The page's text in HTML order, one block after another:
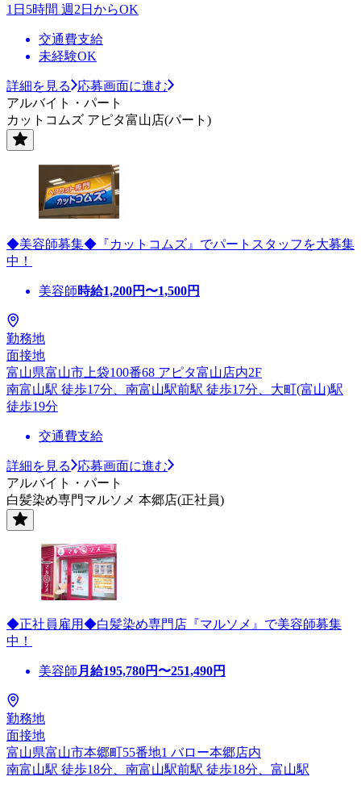
1日5時間 週2日からOK
交通費支給
未経験OK
詳細を見る
応募画面に進む
アルバイト・パート
カットコムズ アピタ富山店(パート)
◆美容師募集◆『カットコムズ』でパートスタッフを大募集
中！
美容師時給1,200円〜1,500円
勤務地
面接地
富山県富山市上袋100番68 アピタ富山店内2F
南富山駅 徒歩17分、南富山駅前駅 徒歩17分、大町(富山)駅
徒歩19分
交通費支給
詳細を見る
応募画面に進む
アルバイト・パート
白髪染め専門マルソメ 本郷店(正社員)
◆正社員雇用◆白髪染め専門店『マルソメ』で美容師募集
中！
美容師 月給195,780円〜251,490円
勤務地
面接地
富山県富山市本郷町55番地1 バロー本郷店内
南富山駅 徒歩18分、南富山駅前駅 徒歩18分、富山駅